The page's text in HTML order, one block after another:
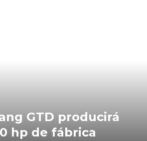
GTD producirá
hp de fábrica